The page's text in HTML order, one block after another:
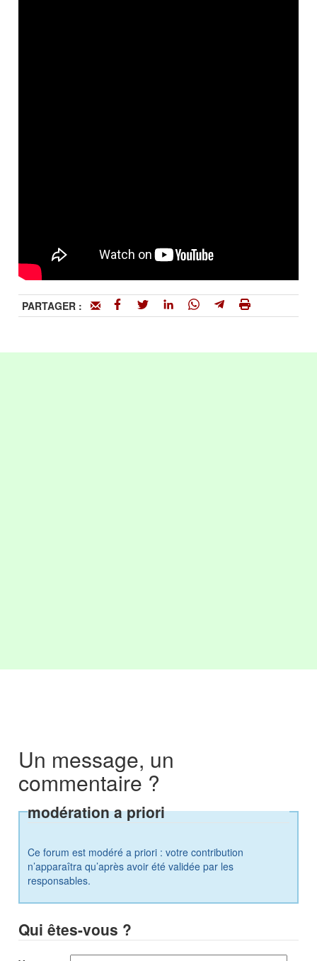
PARTAGER :
Un message, un
commentaire ?
modération a priori
Ce forum est modéré a priori : votre contribution
n’apparaîtra qu’après avoir été validée par les
responsables.
Qui êtes-vous ?